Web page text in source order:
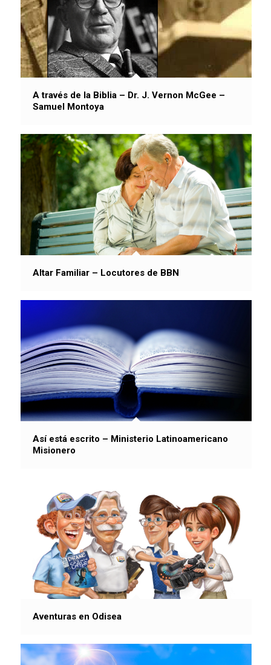
A través de la Biblia – Dr. J. Vernon McGee –
Samuel Montoya
Altar Familiar – Locutores de BBN
Así está escrito – Ministerio Latinoamericano
Misionero
Aventuras en Odisea